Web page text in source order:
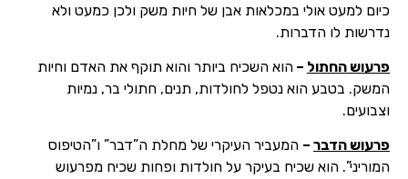
כיום למעט אולי במכלאות אבן של חיות משק ולכן כמעט ולא
נדרשות לו הדברות.
פרעוש החתול – הוא השכיח ביותר והוא תוקף את האדם וחיות
המשק. בטבע הוא נטפל לחולדות, תנים, חתולי בר, נמיות
וצבועים.
פרעוש הדבר – המעביר העיקרי של מחלת ה”דבר” ו”הטיפוס
המוריני”. הוא שכיח בעיקר על חולדות ופחות שכיח מפרעוש